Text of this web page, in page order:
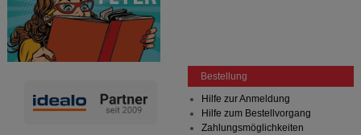
Bestellung
Hilfe zur Anmeldung
Hilfe zum Bestellvorgang
Zahlungsmöglichkeiten